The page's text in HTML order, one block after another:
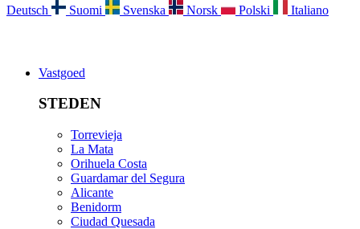
Deutsch
Suomi Svenska Norsk Polski Italiano
Vastgoed
STEDEN
Torrevieja
La Mata
Orihuela Costa
Guardamar del Segura
Alicante
Benidorm
Ciudad Quesada